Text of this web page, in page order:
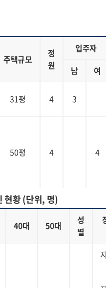
주택규모
정
원
입주자
남
여
31평 4 3
50평 4 4
현황 (단위, 명)
40대 50대
성
별